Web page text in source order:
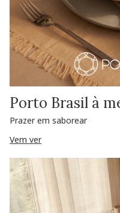
Porto Brasil à
Prazer em saborear
Vem ver